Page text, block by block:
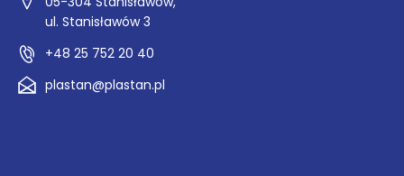
ul. Stanisławów 3
+48 25 752 20 40
plastan@plastan.pl